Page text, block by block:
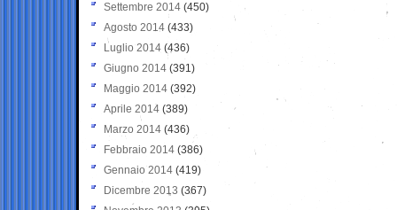
Settembre 2014 (450)
Agosto 2014 (433)
Luglio 2014 (436)
Giugno 2014 (391)
Maggio 2014 (392)
Aprile 2014 (389)
Marzo 2014 (436)
Febbraio 2014 (386)
Gennaio 2014 (419)
Dicembre 2013 (367)